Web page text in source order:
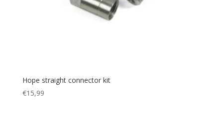
Hope straight connector kit
€15,99